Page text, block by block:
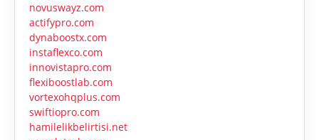
novuswayz.com
actifypro.com
dynaboostx.com
instaflexco.com
innovistapro.com
flexiboostlab.com
vortexohqplus.com
swiftiopro.com
hamilelikbelirtisi.net